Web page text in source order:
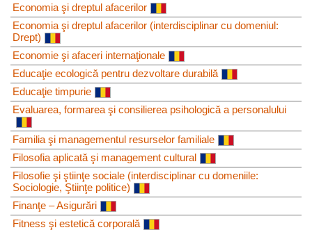
Economia şi dreptul afacerilor
Economia şi dreptul afacerilor (interdisciplinar cu domeniul:
Drept)
Economie şi afaceri internaţionale
Educaţie ecologică pentru dezvoltare durabilă
Educaţie timpurie
Evaluarea, formarea şi consilierea psihologică a personalului
Familia şi managementul resurselor familiale
Filosofia aplicată şi management cultural
Filosofie şi ştiinţe sociale (interdisciplinar cu domeniile:
Sociologie, Ştiinţe politice)
Finanţe – Asigurări
Fitness şi estetică corporală